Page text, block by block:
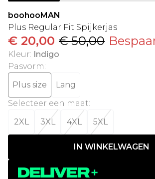
boohooMAN
Plus Regular Fit Spijkerjas
€ 20,00 € 50,00
Kleur: Indigo
Pasvorm:
Plus size
Lang
Selecteer een maat:
2XL
3XL 4XL 5XL
IN WINKELWAGEN